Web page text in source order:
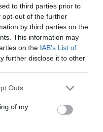
to third parties prior to
opt-out of the further
by third parties on the
This information may
on the IAB’s List of
further disclose it to other
one or more Google
You may click to
its third-party tags to
in below Google
Outs
of my
tantos eleitores se
para a